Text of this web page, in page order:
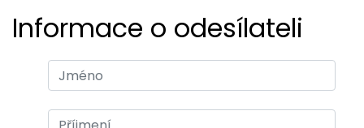
Informace o odesílateli